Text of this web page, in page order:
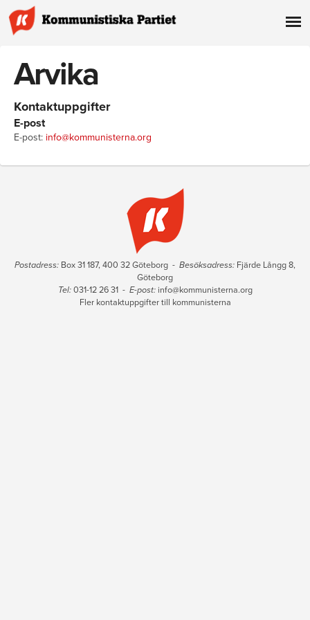
Arvika
Kontaktuppgifter
E-post
E-post: info@kommunisterna.org
Postadress: Box 31 187, 400 32 Göteborg - Besöksadress: Fjärde Långg 8,
Göteborg
Tel:031-12 26 31 - E-post: info@kommunisterna.org
Fler kontaktuppgifter till kommunisterna